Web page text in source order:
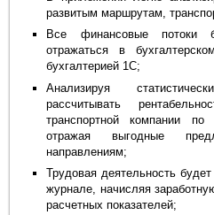
развитым маршрутам,
Все финансовые потоки
отражаться в
бухгалтерией 1С;
Анализируя
рассчитывать
транспортной компании по
отражая выгодные
направлениям;
Трудовая деятельность
журнале, начисляя
расчетных показателей;